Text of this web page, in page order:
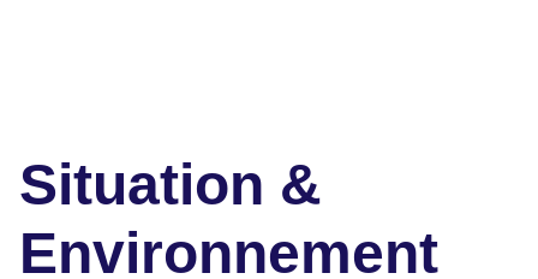
Situation &
Environnement